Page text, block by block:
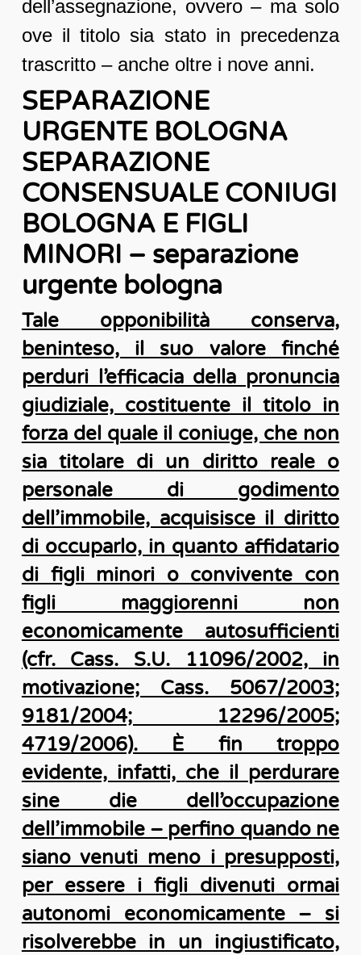
dell’assegnazione, ovvero – ma solo
ove il titolo sia stato in precedenza
trascritto – anche oltre i nove anni.
SEPARAZIONE
URGENTE BOLOGNA
SEPARAZIONE
CONSENSUALE CONIUGI
BOLOGNA E FIGLI
MINORI – separazione
urgente bologna
Tale opponibilità conserva,
beninteso, il suo valore finché
perduri l’efficacia della pronuncia
giudiziale, costituente il titolo in
forza del quale il coniuge, che non
sia titolare di un diritto reale o
personale di godimento
dell’immobile, acquisisce il diritto
di occuparlo, in quanto affidatario
di figli minori o convivente con
figli maggiorenni non
economicamente autosufficienti
(cfr. Cass. S.U. 11096/2002, in
motivazione; Cass. 5067/2003;
9181/2004; 12296/2005;
4719/2006). È fin troppo
evidente, infatti, che il perdurare
sine die dell’occupazione
dell’immobile – perfino quando ne
siano venuti meno i presupposti,
per essere i figli divenuti ormai
autonomi economicamente – si
risolverebbe in un ingiustificato,